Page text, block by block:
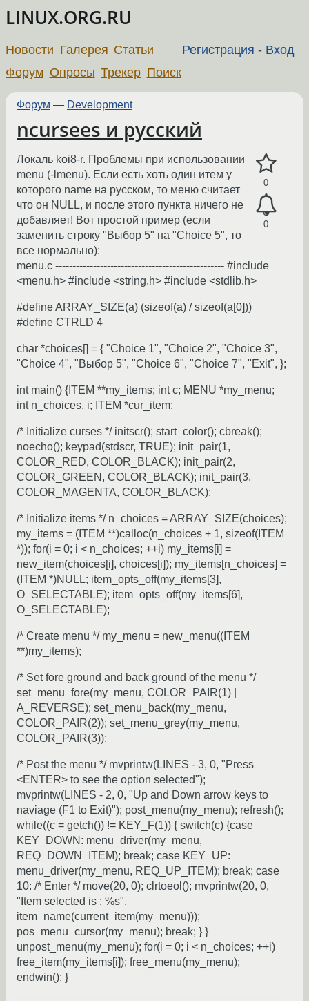
LINUX.ORG.RU
Регистрация - Вход
Новости Галерея Статьи
Форум Опросы Трекер Поиск
Форум — Development
ncursees и русский
0
0
Локаль koi8-r. Проблемы при использовании
menu (-lmenu). Если есть хоть один итем у
которого name на русском, то меню считает
что он NULL, и после этого пункта ничего не
добавляет! Вот простой пример (если
заменить строку "Выбор 5" на "Choice 5", то
все нормально):
menu.c ------------------------------------------------- #include
<menu.h> #include <string.h> #include <stdlib.h>
#define ARRAY_SIZE(a) (sizeof(a) / sizeof(a[0]))
#define CTRLD 4
char *choices[] = { "Choice 1", "Choice 2", "Choice 3",
"Choice 4", "Выбор 5", "Choice 6", "Choice 7", "Exit", };
int main() {ITEM **my_items; int c; MENU *my_menu;
int n_choices, i; ITEM *cur_item;
/* Initialize curses */ initscr(); start_color(); cbreak();
noecho(); keypad(stdscr, TRUE); init_pair(1,
COLOR_RED, COLOR_BLACK); init_pair(2,
COLOR_GREEN, COLOR_BLACK); init_pair(3,
COLOR_MAGENTA, COLOR_BLACK);
/* Initialize items */ n_choices = ARRAY_SIZE(choices);
my_items = (ITEM **)calloc(n_choices + 1, sizeof(ITEM
*)); for(i = 0; i < n_choices; ++i) my_items[i] =
new_item(choices[i], choices[i]); my_items[n_choices] =
(ITEM *)NULL; item_opts_off(my_items[3],
O_SELECTABLE); item_opts_off(my_items[6],
O_SELECTABLE);
/* Create menu */ my_menu = new_menu((ITEM
**)my_items);
/* Set fore ground and back ground of the menu */
set_menu_fore(my_menu, COLOR_PAIR(1) |
A_REVERSE); set_menu_back(my_menu,
COLOR_PAIR(2)); set_menu_grey(my_menu,
COLOR_PAIR(3));
/* Post the menu */ mvprintw(LINES - 3, 0, "Press
<ENTER> to see the option selected");
mvprintw(LINES - 2, 0, "Up and Down arrow keys to
naviage (F1 to Exit)"); post_menu(my_menu); refresh();
while((c = getch()) != KEY_F(1)) { switch(c) {case
KEY_DOWN: menu_driver(my_menu,
REQ_DOWN_ITEM); break; case KEY_UP:
menu_driver(my_menu, REQ_UP_ITEM); break; case
10: /* Enter */ move(20, 0); clrtoeol(); mvprintw(20, 0,
"Item selected is : %s",
item_name(current_item(my_menu)));
pos_menu_cursor(my_menu); break; } }
unpost_menu(my_menu); for(i = 0; i < n_choices; ++i)
free_item(my_items[i]); free_menu(my_menu);
endwin(); }